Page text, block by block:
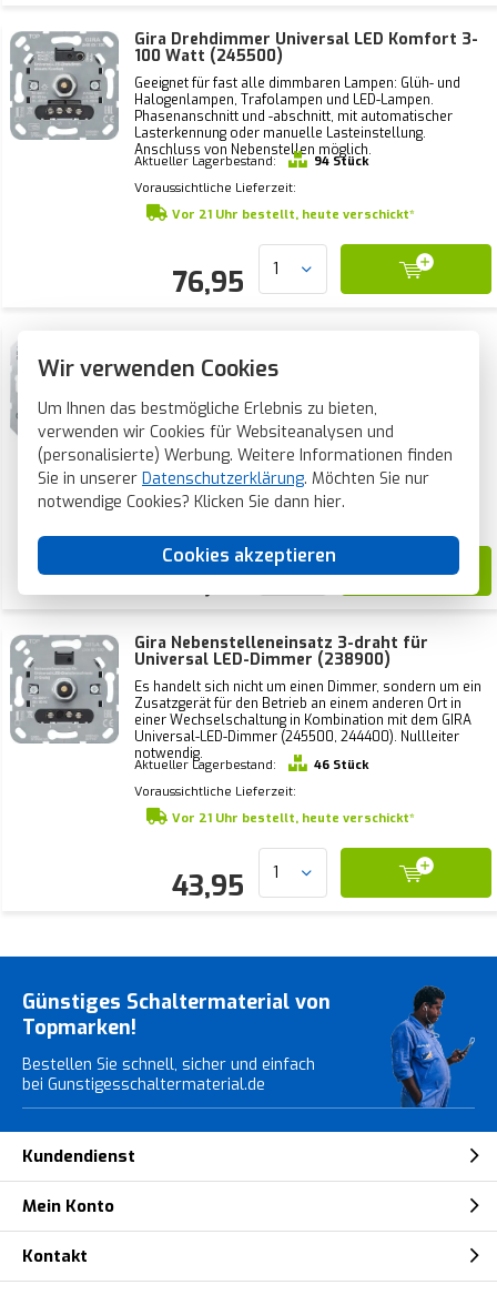
Wir verwenden Cookies
Um Ihnen das bestmögliche Erlebnis zu bieten,
verwenden wir Cookies für Websiteanalysen und
(personalisierte) Werbung. Weitere Informationen finden
Sie in unserer Datenschutzerklärung. Möchten Sie nur
notwendige Cookies? Klicken Sie dann hier.
Cookies akzeptieren
Gira Drehdimmer Universal LED Komfort 3-
100 Watt (245500)
Geeignet für fast alle dimmbaren Lampen: Glüh- und
Halogenlampen, Trafolampen und LED-Lampen.
Phasenanschnitt und -abschnitt, mit automatischer
Lasterkennung oder manuelle Lasteinstellung.
Anschluss von Nebenstellen möglich.
Aktueller Lagerbestand:
94 Stück
Voraussichtliche Lieferzeit:
Vor 21 Uhr bestellt, heute verschickt*
76,95
Halogenlampen. Belastung 100 bis 1000 W. Nicht
geeignet für LED-Lampen.
Aktueller Lagerbestand:
2 Stück
Voraussichtliche Lieferzeit:
142,95
Gira Nebenstelleneinsatz 3-draht für
Universal LED-Dimmer (238900)
Es handelt sich nicht um einen Dimmer, sondern um ein
Zusatzgerät für den Betrieb an einem anderen Ort in
einer Wechselschaltung in Kombination mit dem GIRA
Universal-LED-Dimmer (245500, 244400). Nullleiter
notwendig.
Aktueller Lagerbestand:
46 Stück
Voraussichtliche Lieferzeit:
Vor 21 Uhr bestellt, heute verschickt*
43,95
Günstiges Schaltermaterial von
Topmarken!
Bestellen Sie schnell, sicher und einfach
bei Gunstigesschaltermaterial.de
Kundendienst
Mein Konto
Kontakt